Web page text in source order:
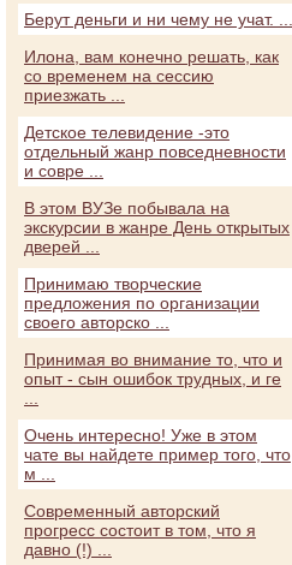
Берут деньги и ни чему не учат. ...
Илона, вам конечно решать, как
со временем на сессию
приезжать ...
Детское телевидение -это
отдельный жанр повседневности
и совре ...
В этом ВУЗе побывала на
экскурсии в жанре День открытых
дверей ...
Принимаю творческие
предложения по организации
своего авторско ...
Принимая во внимание то, что и
опыт - сын ошибок трудных, и ге
Очень интересно! Уже в этом
чате вы найдете пример того, что
м ...
Современный авторский
прогресс состоит в том, что я
давно (!) ...